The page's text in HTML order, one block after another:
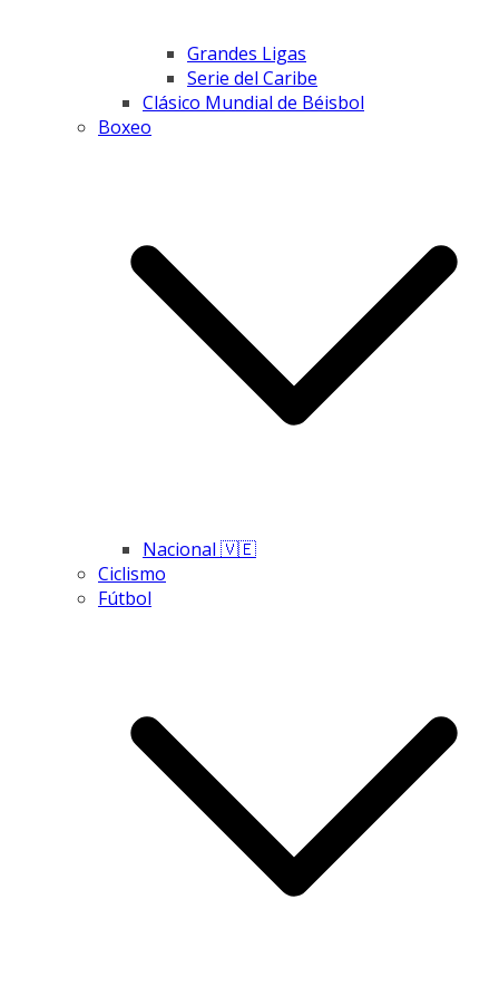
Grandes Ligas
Serie del Caribe
Clásico Mundial de Béisbol
Boxeo
Nacional 🇻🇪
Ciclismo
Fútbol